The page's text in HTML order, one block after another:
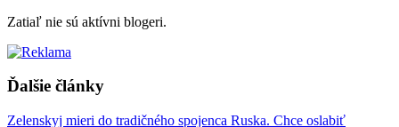
Zatiaľ nie sú aktívni blogeri.
Ďalšie články
Zelenskyj mieri do tradičného spojenca Ruska. Chce oslabiť